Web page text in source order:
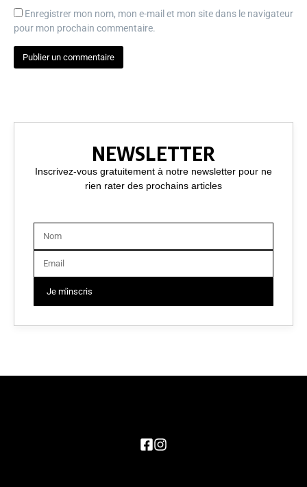
Enregistrer mon nom, mon e-mail et mon site dans le navigateur
pour mon prochain commentaire.
NEWSLETTER
Inscrivez-vous gratuitement à notre newsletter pour ne
rien rater des prochains articles
Je m'inscris